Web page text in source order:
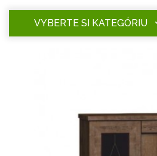
VYBERTE SI KATEGÓRIU